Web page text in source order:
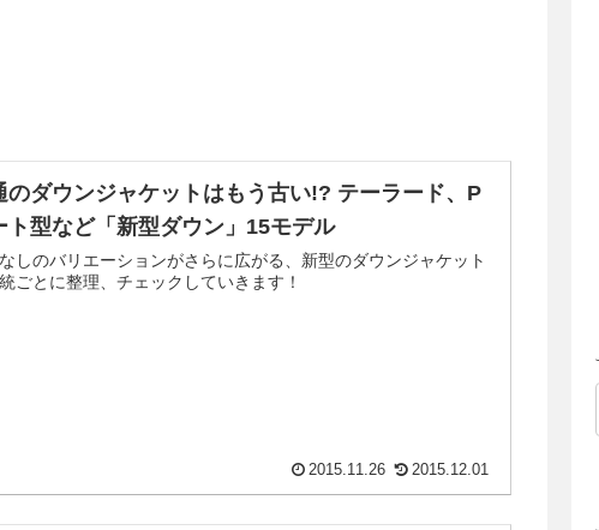
のダウンジャケットはもう古い!? テーラード、P
ト型など「新型ダウン」15モデル
しのバリエーションがさらに広がる、新型のダウンジャケット
ごとに整理、チェックしていきます！
2015.11.26 2015.12.01